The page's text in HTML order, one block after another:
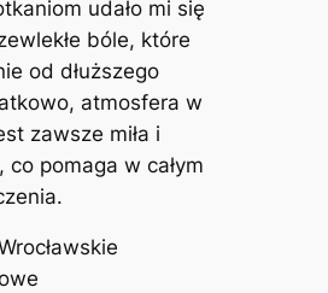
udało mi się
bóle, które
od dłuższego
atmosfera w
zawsze miła i
co pomaga w całym